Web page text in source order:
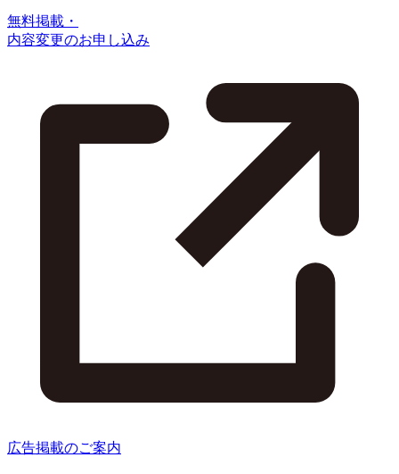
無料掲載・
内容変更のお申し込み
広告掲載のご案内